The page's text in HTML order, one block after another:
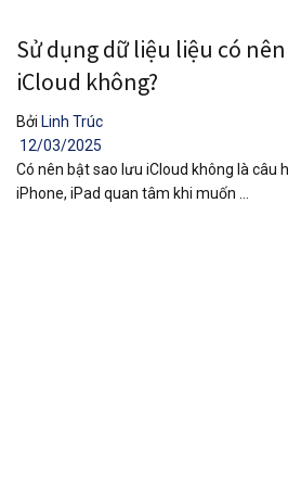
Sử dụng dữ liệu liệu có
iCloud không?
Bởi Linh Trúc
12/03/2025
Có nên bật sao lưu iCloud không là câu
iPhone, iPad quan tâm khi muốn ...